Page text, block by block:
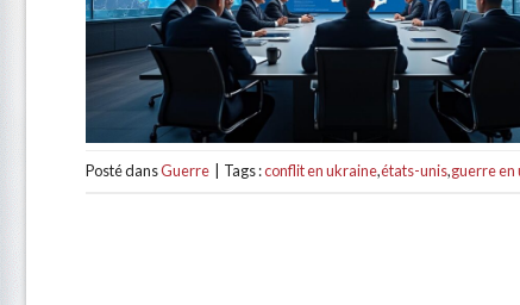
Posté dansGuerre Tags :conflit en ukraine,états-unis,guerre en